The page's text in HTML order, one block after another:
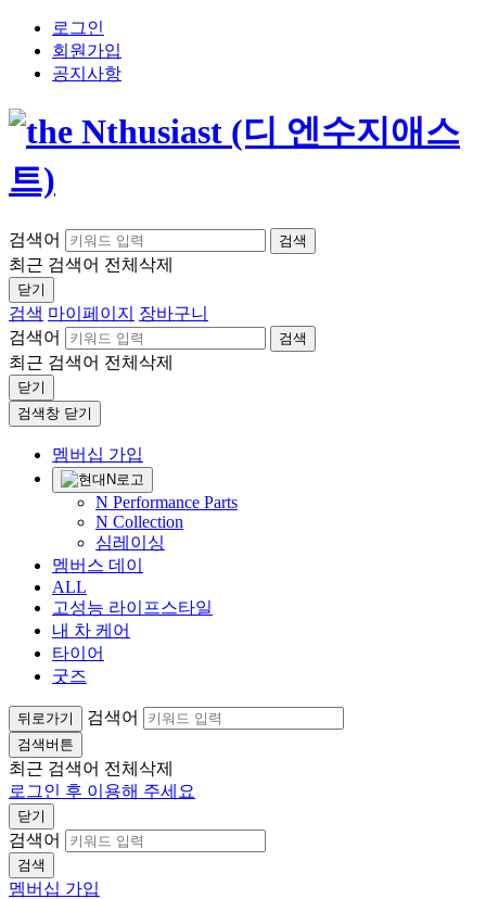
로그인
회원가입
공지사항
검색어 검색
최근 검색어 전체삭제
닫기
검색 마이페이지
장바구니
검색어
검색
최근 검색어 전체삭제
닫기
검색창 닫기
멤버십 가입
N Performance Parts
N Collection
심레이싱
멤버스 데이
ALL
고성능 라이프스타일
내 차 케어
타이어
굿즈
뒤로가기 검색어
검색버튼
최근 검색어 전체삭제
로그인 후 이용해 주세요
닫기
검색어
검색
멤버십 가입